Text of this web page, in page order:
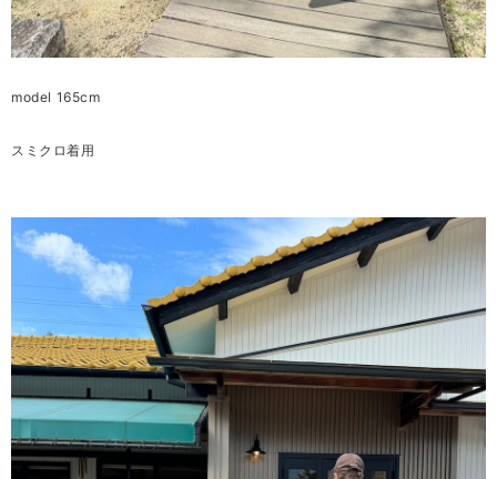
model 165cm
スミクロ着用